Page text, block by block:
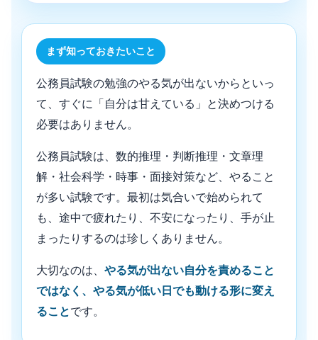
まず知っておきたいこと
公務員試験の勉強のやる気が出ないからといっ
て、すぐに「自分は甘えている」と決めつける
必要はありません。
公務員試験は、数的推理・判断推理・文章理
解・社会科学・時事・面接対策など、やること
が多い試験です。最初は気合いで始められて
も、途中で疲れたり、不安になったり、手が止
まったりするのは珍しくありません。
大切なのは、 やる気が出ない自分を責めること
ではなく、やる気が低い日でも動ける形に変え
ることです。